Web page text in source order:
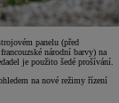
panelu (před
národní barvy) na
je použito šedé prošívání.
na nové režimy řízení